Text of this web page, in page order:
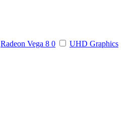
Radeon Vega 8 0
UHD Graphics